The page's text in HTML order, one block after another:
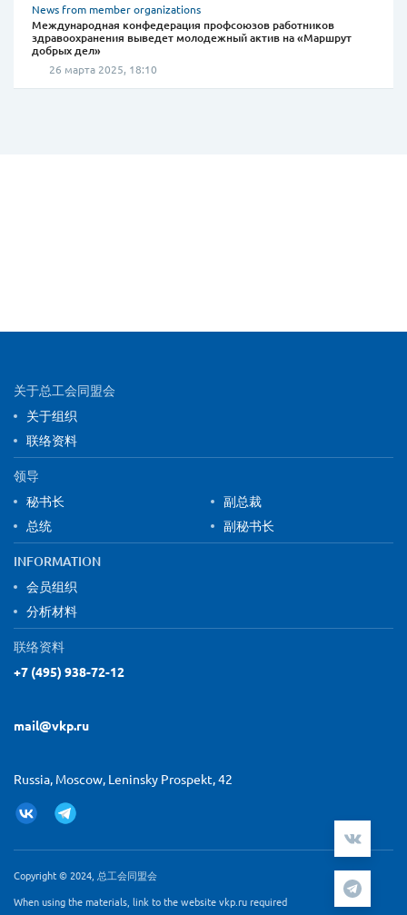
News from member organizations
Международная конфедерация профсоюзов работников
здравоохранения выведет молодежный актив на «Маршрут
добрых дел»
26 марта 2025, 18:10
Site map and contact information
关于总工会同盟会
关于组织
联络资料
领导
秘书长
总统
副总裁
副秘书长
INFORMATION
会员组织
分析材料
联络资料
+7 (495) 938-72-12
mail@vkp.ru
Russia, Moscow, Leninsky Prospekt, 42
Copyright © 2024, 总工会同盟会
When using the materials, link to the website vkp.ru required